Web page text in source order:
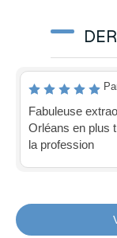
Fabuleuse
Orléans en plus
la profession